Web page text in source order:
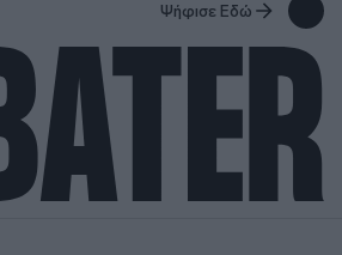
Ψήφισε Εδώ